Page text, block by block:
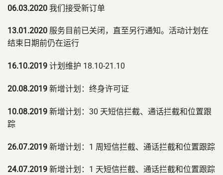
06.03.2020 我们接受新订单
13.01.2020 服务目前已关闭，直至另行通知。活动计划在
结束日期前仍在运行
16.10.2019 计划维护 18.10-21.10
20.08.2019 新增计划：终身许可证
10.08.2019 新增计划：30 天短信拦截、通话拦截和位置跟
踪
26.07.2019 新增计划：1 周短信拦截、通话拦截和位置跟踪
24.07.2019 新增计划：1 天短信拦截、通话拦截和位置跟踪